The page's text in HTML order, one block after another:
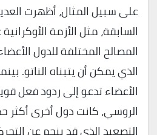
على سبيل المثال، أظهرت
المصالح المختلفة للدول
الذي يمكن أن يتبناه الناتو.
الأعضاء تدعو إلى ردود فعل
الروسي، كانت دول أخرى أكثر
التصعيد الذي قد ينجم عن